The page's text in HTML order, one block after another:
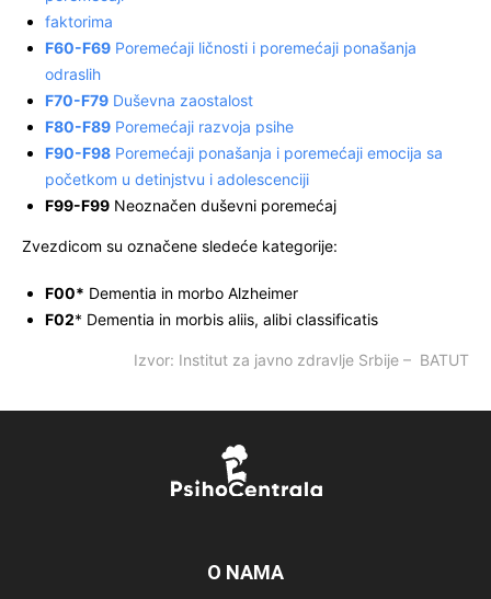
faktorima
F60-F69 Poremećaji ličnosti i poremećaji ponašanja
odraslih
F70-F79 Duševna zaostalost
F80-F89 Poremećaji razvoja psihe
F90-F98 Poremećaji ponašanja i poremećaji emocija sa
početkom u detinjstvu i adolescenciji
F99-F99 Neoznačen duševni poremećaj
Zvezdicom su označene sledeće kategorije:
F00* Dementia in morbo Alzheimer
F02* Dementia in morbis aliis, alibi classificatis
Izvor: Institut za javno zdravlje Srbije – BATUT
O NAMA